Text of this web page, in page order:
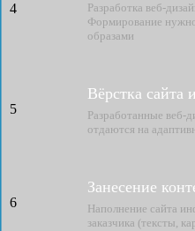
4
Разработка веб-
Формирование
образами
5
Вёрстка
Разработанные веб-
отдаются на
6
Занесение
Наполнение сайта
заказчика (тексты,